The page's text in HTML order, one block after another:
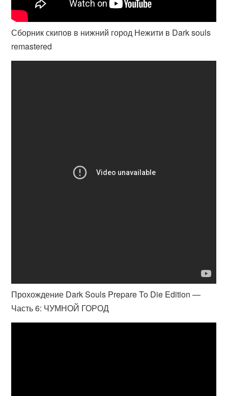
Сборник скипов в нижний город Нежити в Dark souls
remastered
Прохождение Dark Souls Prepare To Die Edition —
Часть 6: ЧУМНОЙ ГОРОД